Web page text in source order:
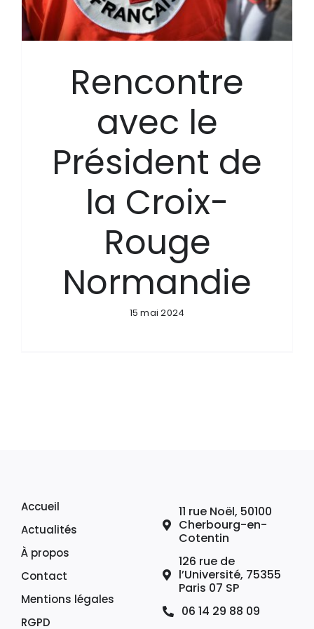
Rencontre
avec le
Président de
la Croix-
Rouge
Normandie
15 mai 2024
Accueil
Actualités
À propos
Contact
Mentions légales
RGPD
11 rue Noël, 50100
Cherbourg-en-
Cotentin
126 rue de
l’Université, 75355
Paris 07 SP
06 14 29 88 09